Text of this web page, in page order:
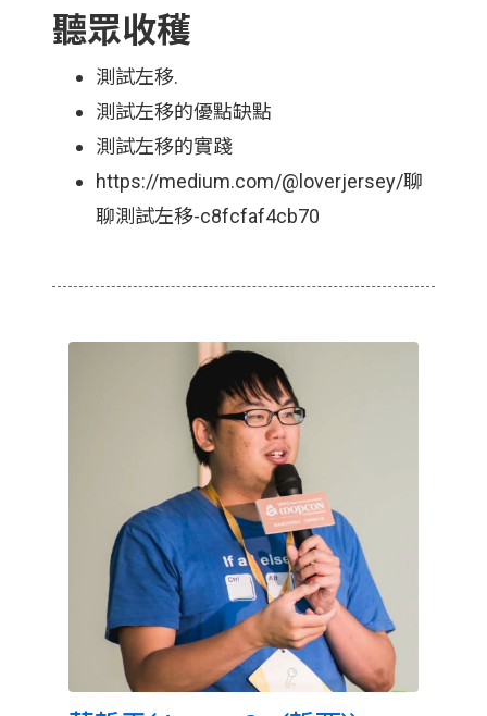
聽眾收穫
測試左移.
測試左移的優點缺點
測試左移的實踐
https://medium.com/@loverjersey/聊
聊測試左移-c8fcfaf4cb70